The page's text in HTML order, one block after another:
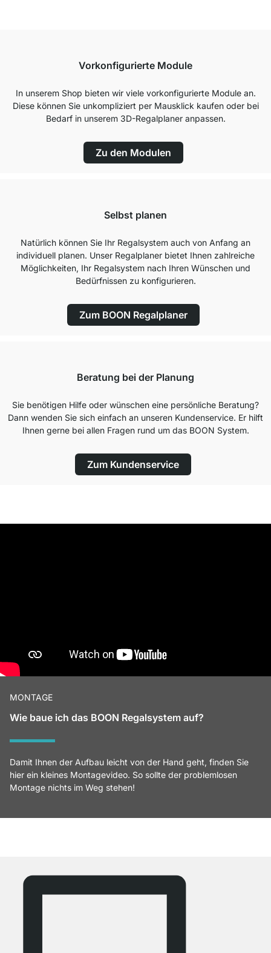
Vorkonfigurierte Module
In unserem Shop bieten wir viele vorkonfigurierte Module an.
Diese können Sie unkompliziert per Mausklick kaufen oder bei
Bedarf in unserem 3D-Regalplaner anpassen.
Zu den Modulen
Selbst planen
Natürlich können Sie Ihr Regalsystem auch von Anfang an
individuell planen. Unser Regalplaner bietet Ihnen zahlreiche
Möglichkeiten, Ihr Regalsystem nach Ihren Wünschen und
Bedürfnissen zu konfigurieren.
Zum BOON Regalplaner
Beratung bei der Planung
Sie benötigen Hilfe oder wünschen eine persönliche Beratung?
Dann wenden Sie sich einfach an unseren Kundenservice. Er hilft
Ihnen gerne bei allen Fragen rund um das BOON System.
Zum Kundenservice
MONTAGE
Wie baue ich das BOON Regalsystem auf?
Damit Ihnen der Aufbau leicht von der Hand geht, finden Sie
hier ein kleines Montagevideo. So sollte der problemlosen
Montage nichts im Weg stehen!